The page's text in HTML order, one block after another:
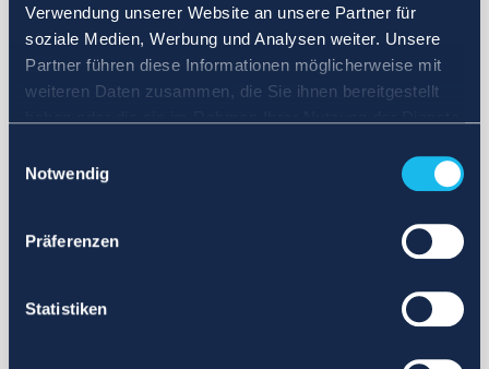
Verwendung unserer Website an unsere Partner für
soziale Medien, Werbung und Analysen weiter. Unsere
Partner führen diese Informationen möglicherweise mit
weiteren Daten zusammen, die Sie ihnen bereitgestellt
Notwendig
Präferenzen
Statistiken